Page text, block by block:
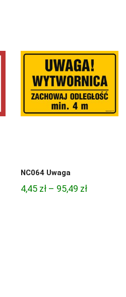
NC064 Uwaga
4,45 zł – 95,49 złZakres